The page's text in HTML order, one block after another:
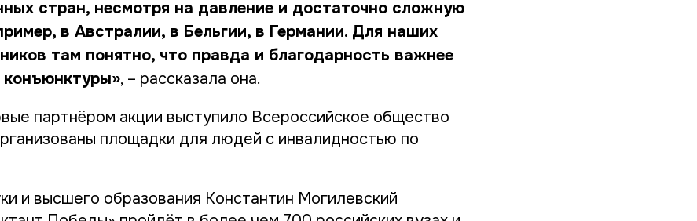
стран, несмотря на давление и достаточно сложную
в Австралии, в Бельгии, в Германии. Для наших
там понятно, что правда и благодарность важнее
конъюнктуры», – рассказала она.
партнёром акции выступило Всероссийское общество
площадки для людей с инвалидностью по
и высшего образования Константин Могилевский